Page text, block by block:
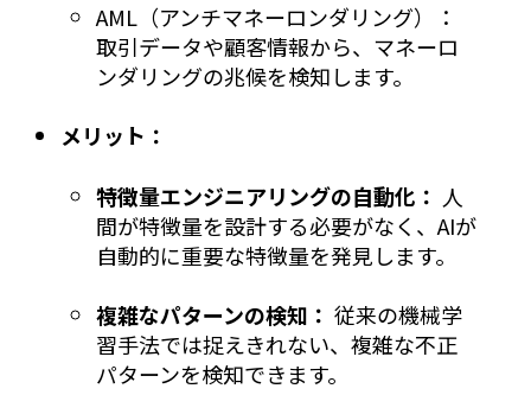
AML（アンチマネーロンダリング）：
取引データや顧客情報から、マネーロ
ンダリングの兆候を検知します。
メリット：
特徴量エンジニアリングの自動化： 人
間が特徴量を設計する必要がなく、AIが
自動的に重要な特徴量を発見します。
複雑なパターンの検知： 従来の機械学
習手法では捉えきれない、複雑な不正
パターンを検知できます。